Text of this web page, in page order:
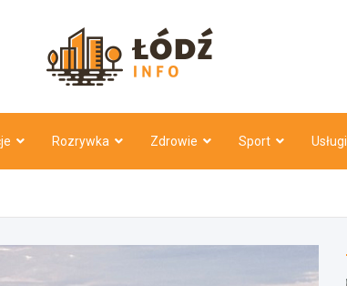
Rozrywka Zdrowie Sport Usługi